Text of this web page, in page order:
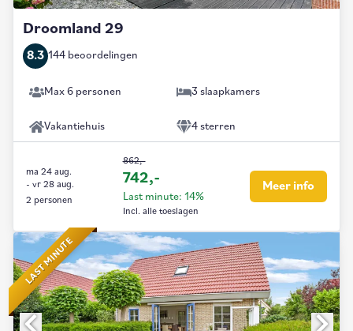
Droomland 29
8.3 144 beoordelingen
Max 6 personen 3 slaapkamers
Vakantiehuis 4 sterren
862,-
742,-
Last minute: 14%
Incl. alle toeslagen
ma 24 aug.
- vr 28 aug.
2 personen
Meer info
LAST MINUTE